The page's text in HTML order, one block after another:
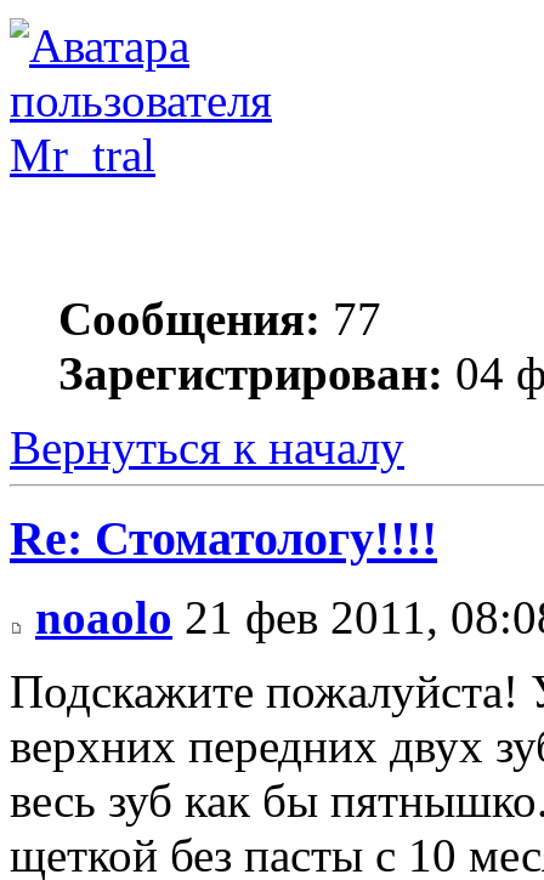
Mr_tral
Сообщения: 77
Зарегистрирован: 04
Вернуться к началу
Re: Стоматологу!!!!
noaolo 21 фев 2011,
Подскажите пожалуйста!
верхних передних двух
весь зуб как бы
щеткой без пасты с 10